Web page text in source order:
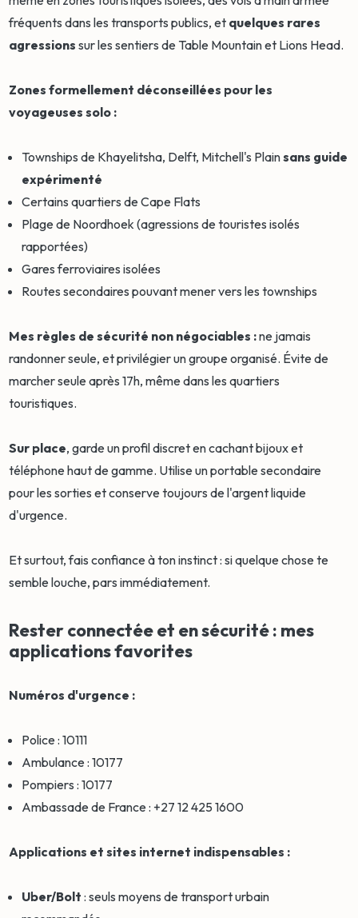
fréquents dans les transports publics, et quelques rares
agressions sur les sentiers de Table Mountain et Lions Head.
Zones formellement déconseillées pour les
voyageuses solo :
Townships de Khayelitsha, Delft, Mitchell's Plainsans guide
expérimenté
Certains quartiers de Cape Flats
Plage de Noordhoek (agressions de touristes isolés
rapportées)
Gares ferroviaires isolées
Routes secondaires pouvant mener vers les townships
Mes règles de sécurité non négociables :ne jamais
randonner seule, et privilégier un groupe organisé. Évite de
marcher seule après 17h, même dans les quartiers
touristiques.
Sur place, garde un profil discret en cachant bijoux et
téléphone haut de gamme. Utilise un portable secondaire
pour les sorties et conserve toujours de l'argent liquide
d'urgence.
Et surtout, fais confiance à ton instinct : si quelque chose te
semble louche, pars immédiatement.
Rester connectée et en sécurité : mes
applications favorites
Numéros d'urgence :
Police : 10111
Ambulance : 10177
Pompiers : 10177
Ambassade de France : +27 12 425 1600
Applications et sites internet indispensables :
Uber/Bolt : seuls moyens de transport urbain